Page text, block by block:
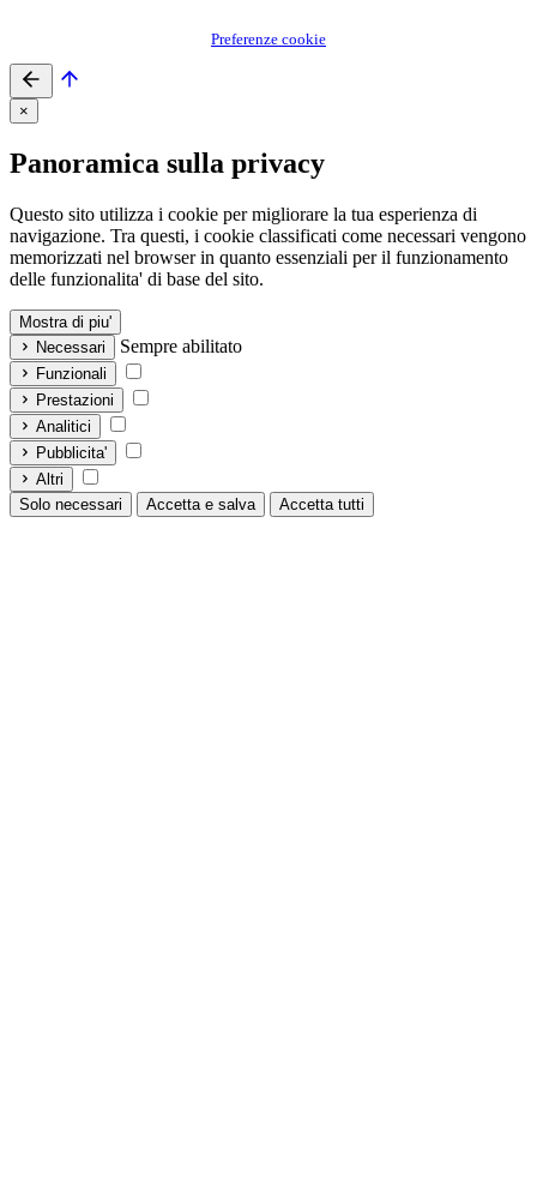
Preferenze cookie
×
Panoramica sulla privacy
Questo sito utilizza i cookie per migliorare la tua esperienza di
navigazione. Tra questi, i cookie classificati come necessari vengono
memorizzati nel browser in quanto essenziali per il funzionamento
delle funzionalita' di base del sito.
Mostra di piu'
Necessari
Sempre abilitato
Funzionali
Prestazioni
Analitici
Pubblicita'
Altri
Solo necessari
Accetta e salva Accetta tutti